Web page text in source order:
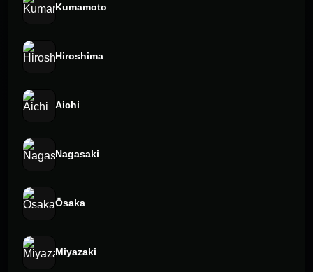
Kumamoto
Hiroshima
Aichi
Nagasaki
Ōsaka
Miyazaki